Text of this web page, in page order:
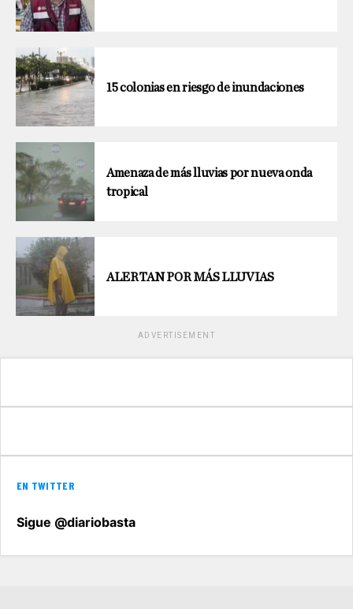
15 colonias en riesgo de inundaciones
Amenaza de más lluvias por nueva onda
tropical
ALERTAN POR MÁS LLUVIAS
ADVERTISEMENT
EN TWITTER
Sigue @diariobasta